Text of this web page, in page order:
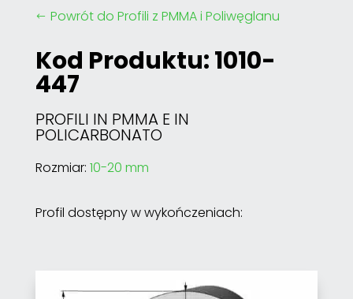
# Powrót do Profili z PMMA i Poliwęglanu
Kod Produktu: 1010-
447
PROFILI IN PMMA E IN
POLICARBONATO
Rozmiar: 10-20 mm
Profil dostępny w wykończeniach: